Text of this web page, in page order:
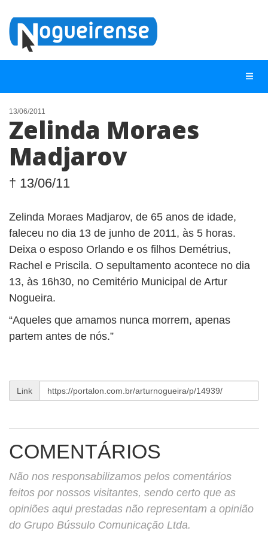
NOTÍCIAS
LISTA DIGITAL
CONTATO
ANUNCIE
BUSCAR
13/06/2011
Zelinda Moraes
Madjarov
† 13/06/11
Zelinda Moraes Madjarov, de 65 anos de idade,
faleceu no dia 13 de junho de 2011, às 5 horas.
Deixa o esposo Orlando e os filhos Demétrius,
Rachel e Priscila. O sepultamento acontece no dia
13, às 16h30, no Cemitério Municipal de Artur
Nogueira.
“Aqueles que amamos nunca morrem, apenas
partem antes de nós.”
Link
COMENTÁRIOS
Não nos responsabilizamos pelos comentários
feitos por nossos visitantes, sendo certo que as
opiniões aqui prestadas não representam a opinião
do Grupo Bússulo Comunicação Ltda.